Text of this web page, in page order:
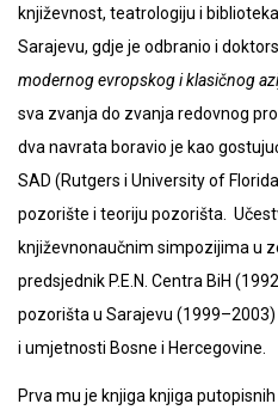
književnost, teatrologiju i
Sarajevu, gdje je odbranio i
modernog evropskog i klasičnog
sva zvanja do zvanja redovnog
dva navrata boravio je kao
SAD (Rutgers i University of
pozorište i teoriju pozorišta.
književnonaučnim simpozijima u
predsjednik P.E.N. Centra BiH (1992
pozorišta u Sarajevu (1999–2003)
i umjetnosti Bosne i Hercegovine.
Prva mu je knjiga knjiga